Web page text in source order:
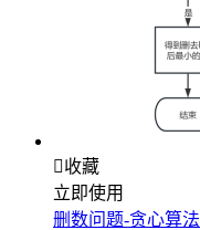
收藏
立即使用
删数问题-贪心算法